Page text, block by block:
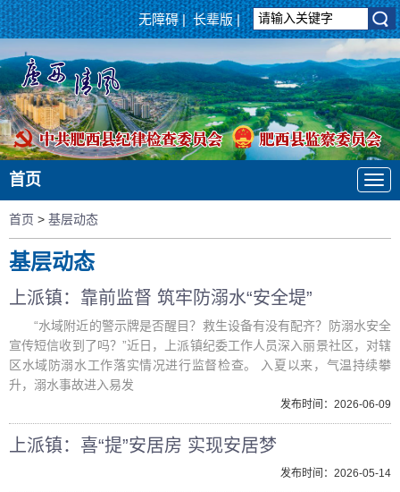
无障碍|长辈版|
首页
首页 > 基层动态
基层动态
上派镇：靠前监督 筑牢防溺水“安全堤”
“水域附近的警示牌是否醒目？救生设备有没有配齐？防溺水安全
宣传短信收到了吗？”近日，上派镇纪委工作人员深入丽景社区，对辖
区水域防溺水工作落实情况进行监督检查。 入夏以来，气温持续攀
升，溺水事故进入易发
发布时间：2026-06-09
上派镇：喜“提”安居房 实现安居梦
发布时间：2026-05-14